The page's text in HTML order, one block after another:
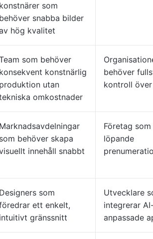
konstnärer som
behöver snabba bilder
hög kvalitet
som behöver
konsekvent konstnärlig
produktion utan
omkostnader
behöver
kontroll
Marknadsavdelningar
som behöver skapa
innehåll snabbt
Företag
löpande
Designers som
ett enkelt,
intuitivt gränssnitt
Utvecklare
integrerar
anpassade